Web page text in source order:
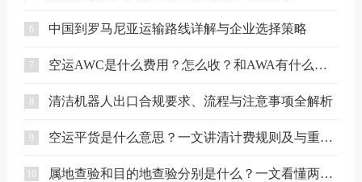
6 中国到罗马尼亚运输路线详解与企业选择策略
7 空运AWC是什么费用？怎么收？和AWA有什么区别？
8 清洁机器人出口合规要求、流程与注意事项全解析
9 空运平货是什么意思？一文讲清计费规则及与重货、泡货的区别
10 属地查验和目的地查验分别是什么？一文看懂两者区别